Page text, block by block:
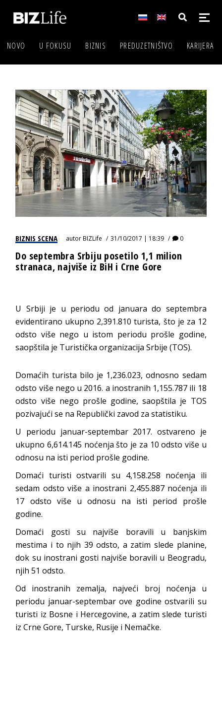
NOVO U FOKUSU BIZNIS PREDUZETNIŠTVO KARIJERA
BIZNIS SCENA autorBIZLife 31/10/2017 | 18:39 0
Do septembra Srbiju posetilo 1,1 milion
stranaca, najviše iz BiH i Crne Gore
U Srbiji je u periodu od januara do septembra
evidentirano ukupno 2,391.810 turista, što je za 12
odsto više nego u istom periodu prošle godine,
saopštila je Turistička organizacija Srbije (TOS).
Domaćih turista bilo je 1,236.023, odnosno sedam
odsto više nego u 2016. a inostranih 1,155.787 ili 18
odsto više nego prošle godine, saopštila je TOS
pozivajući se na Republički zavod za statistiku.
U periodu januar-septembar 2017. ostvareno je
ukupno 6,614.145 noćenja što je za 10 odsto više u
odnosu na isti period prošle godine.
Domaći turisti ostvarili su 4,158.258 noćenja ili
sedam odsto više a inostrani 2,455.887 noćenja ili
17 odsto više u odnosu na isti period prošle
godine.
Domaći gosti su najviše boravili u banjskim
mestima i to njih 39 odsto, a zatim slede planine,
dok su inostrani gosti najviše boravili u Beogradu,
njih 51 odsto.
Od inostranih zemalja, najveći broj noćenja u
periodu januar-septembar ove godine ostvarili su
turisti iz Bosne i Hercegovine, a zatim slede turisti
iz Crne Gore, Turske, Rusije i Nemačke.